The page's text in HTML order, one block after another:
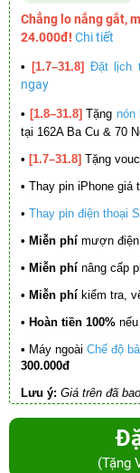
Chẳng lo nắng gắt,
24.000đ! Chi tiết
• [1.7–31.8] Đặt lịch
ngay
• [1.8–31.8] Tặng nón
tại 162A Ba Cu & 70
• [1.7–31.8] Tặng
• Thay pin iPhone giá
• Thay pin điện thoại
• Miễn phí mượn
• Miễn phí nâng cấp
• Miễn phí kiểm tra,
• Hoàn tiền 100%
• Máy ngoài Chế độ
300.000đ
Lưu ý: Giá trên đã
(Tặng